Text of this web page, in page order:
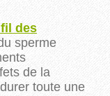
des
sperme
de la
toute une